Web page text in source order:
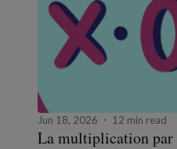
Jun 18, 2026 12 min read
La multiplication par